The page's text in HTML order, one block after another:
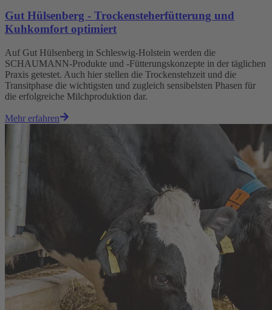
Gut Hülsenberg - Trockensteherfütterung und
Kuhkomfort optimiert
Auf Gut Hülsenberg in Schleswig-Holstein werden die
SCHAUMANN-Produkte und -Fütterungskonzepte in der täglichen
Praxis getestet. Auch hier stellen die Trockenstehzeit und die
Transitphase die wichtigsten und zugleich sensibelsten Phasen für
die erfolgreiche Milchproduktion dar.
Mehr erfahren